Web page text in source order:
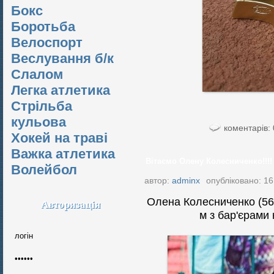
Бокс
Боротьба
Велоспорт
Веслування б/к
Cлалом
Легка атлетика
Стрільба
кульова
Хокей на траві
Важка атлетика
Волейбол
Авторизація
коментарів:
автор: adminx опубліковано:
Олена Колесниченко
м з бар'єрами